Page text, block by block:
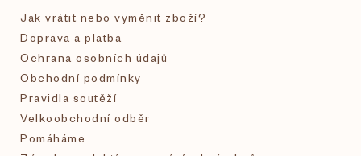
Jak vrátit nebo vyměnit zboží?
Doprava a platba
Ochrana osobních údajů
Obchodní podmínky
Pravidla soutěží
Velkoobchodní odběr
Pomáháme